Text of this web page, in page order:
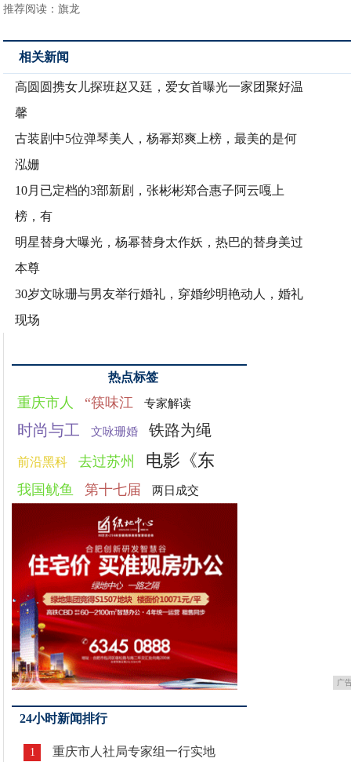
推荐阅读：旗龙
相关新闻
高圆圆携女儿探班赵又廷，爱女首曝光一家团聚好温
馨
古装剧中5位弹琴美人，杨幂郑爽上榜，最美的是何
泓姗
10月已定档的3部新剧，张彬彬郑合惠子阿云嘎上
榜，有
明星替身大曝光，杨幂替身太作妖，热巴的替身美过
本尊
30岁文咏珊与男友举行婚礼，穿婚纱明艳动人，婚礼
现场
热点标签
重庆市人 “筷味江 专家解读
时尚与工 文咏珊婚 铁路为绳
前沿黑科 去过苏州 电影《东
我国鱿鱼 第十七届 两日成交
广
24小时新闻排行
1 重庆市人社局专家组一行实地